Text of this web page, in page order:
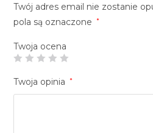
Twój adres email nie zostanie
pola są oznaczone
*
Twoja ocena
Twoja opinia *